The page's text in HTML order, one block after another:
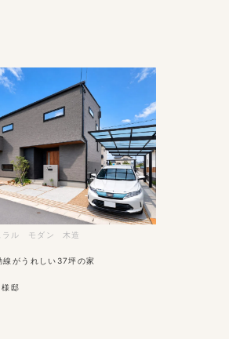
ラル モダン 木造
線がうれしい37坪の家
邸